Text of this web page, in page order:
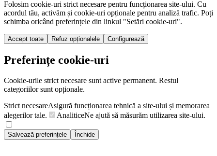
Folosim cookie-uri strict necesare pentru funcționarea site-ului. Cu
acordul tău, activăm și cookie-uri opționale pentru analiză trafic. Poți
schimba oricând preferințele din linkul "Setări cookie-uri".
Accept toate Refuz opționalele Configurează
Preferințe cookie-uri
Cookie-urile strict necesare sunt active permanent. Restul
categoriilor sunt opționale.
Strict necesareAsigură funcționarea tehnică a site-ului și memorarea
alegerilor tale.
AnaliticeNe ajută să măsurăm utilizarea site-ului.
Salvează preferințele Închide